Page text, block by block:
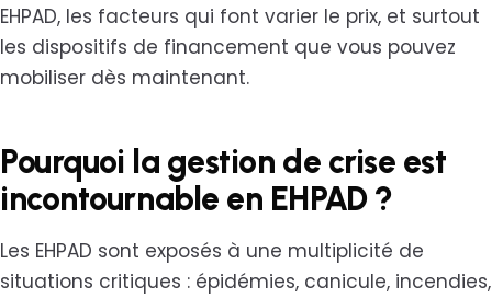
EHPAD, les facteurs qui font varier le prix, et surtout
les dispositifs de financement que vous pouvez
mobiliser dès maintenant.
Pourquoi la gestion de crise est
incontournable en EHPAD ?
Les EHPAD sont exposés à une multiplicité de
situations critiques : épidémies, canicule, incendies,